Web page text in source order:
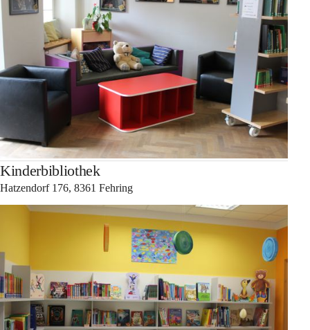
Kinderbibliothek
Hatzendorf 176, 8361 Fehring